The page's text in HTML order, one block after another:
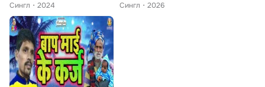
Сингл
2024
Сингл
2026